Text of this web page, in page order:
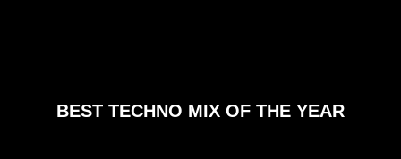
BEST TECHNO MIX OF THE YEAR